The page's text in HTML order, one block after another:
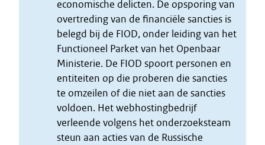
economische delicten. De opsporing van
overtreding van de financiële sancties is
belegd bij de FIOD, onder leiding van het
Functioneel Parket van het Openbaar
Ministerie. De FIOD spoort personen en
entiteiten op die proberen die sancties
te omzeilen of die niet aan de sancties
voldoen. Het webhostingbedrijf
verleende volgens het onderzoeksteam
steun aan acties van de Russische